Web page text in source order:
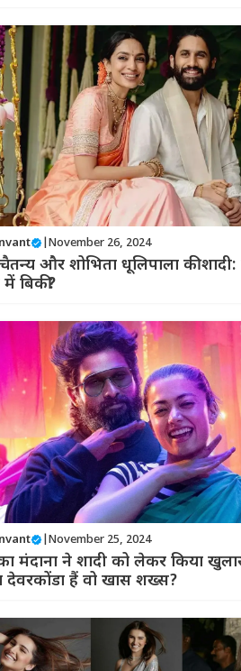
| November 26, 2024
और शोभिता धूलिपाला की शादी:
बिकी?
| November 25, 2024
मंदाना ने शादी को लेकर किया
देवरकोंडा हैं वो खास शख्स?